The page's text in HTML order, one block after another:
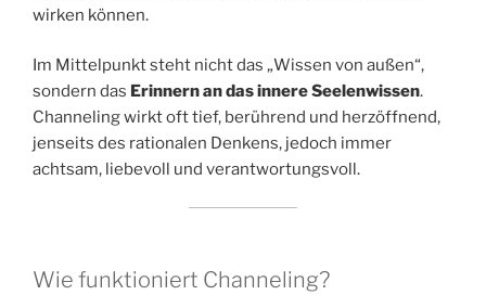
wirken können.
Im Mittelpunkt steht nicht das „Wissen von außen“,
sondern das Erinnern an das innere Seelenwissen.
Channeling wirkt oft tief, berührend und herzöffnend,
jenseits des rationalen Denkens, jedoch immer
achtsam, liebevoll und verantwortungsvoll.
Wie funktioniert Channeling?